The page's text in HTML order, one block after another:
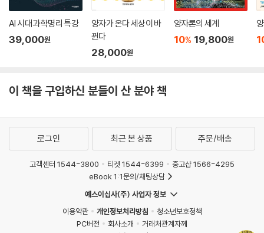
것 같습니다.
_zuoyi84045
저자는 100만 팔로워를 보유한 SNS 〈양자학파(quantumschool)〉와 S
체인 콘텐츠 판권거래 플랫폼 iprbase 등의 창업자이기도 하다. 과학에
자물리학 지식을 연재하면서 누적 조회수 3000만 회 이상을 달성했고 이
를 책으로 펴냈다. 또한 SNS〈양자학파〉는 2019년 중국과학기술협회에서
주관하고 신화망(新華網)에서 주최한 〈좋아요ㆍ2019 과학 중국〉에서 〈1
0대 과학 SNS상〉을 수상했다.
AI 시대 과학명리 특강
39,000원
양자가 온다 세상이 바
뀐다
28,000원
양자론의 세계
10% 19,800원
이 책을 구입하신 분들이 산 분야 책
로그인 최근 본 상품 주문/배송
고객센터 1544-3800 티켓 1544-6399
중고샵 1566-4295
eBook 1:1문의/채팅상담
예스이십사(주) 사업자 정보
이용약관
개인정보처리방침
청소년보호정책
PC버전
회사소개
거래처관계자께